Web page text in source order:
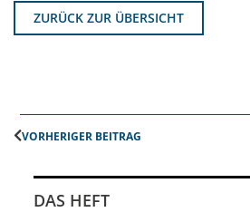
ZURÜCK ZUR ÜBERSICHT
VORHERIGER BEITRAG
DAS HEFT